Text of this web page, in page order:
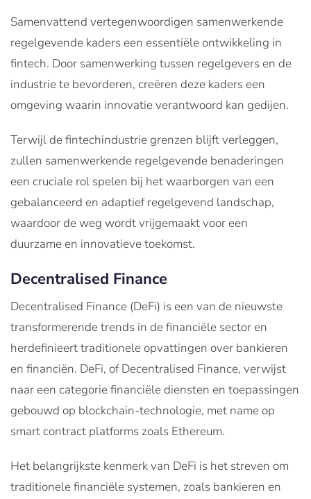
Samenvattend vertegenwoordigen samenwerkende
regelgevende kaders een essentiële ontwikkeling in
fintech. Door samenwerking tussen regelgevers en de
industrie te bevorderen, creëren deze kaders een
omgeving waarin innovatie verantwoord kan gedijen.
Terwijl de fintechindustrie grenzen blijft verleggen,
zullen samenwerkende regelgevende benaderingen
een cruciale rol spelen bij het waarborgen van een
gebalanceerd en adaptief regelgevend landschap,
waardoor de weg wordt vrijgemaakt voor een
duurzame en innovatieve toekomst.
Decentralised Finance
Decentralised Finance (DeFi) is een van de nieuwste
transformerende trends in de financiële sector en
herdefinieert traditionele opvattingen over bankieren
en financiën. DeFi, of Decentralised Finance, verwijst
naar een categorie financiële diensten en toepassingen
gebouwd op blockchain-technologie, met name op
smart contract platforms zoals Ethereum.
Het belangrijkste kenmerk van DeFi is het streven om
traditionele financiële systemen, zoals bankieren en